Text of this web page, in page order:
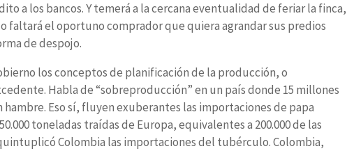
a los bancos. Y temerá a la cercana eventualidad de feriar la finca,
faltará el oportuno comprador que quiera agrandar sus predios
de despojo.
los conceptos de planificación de la producción, o
Habla de “sobreproducción” en un país donde 15 millones
Eso sí, fluyen exuberantes las importaciones de papa
toneladas traídas de Europa, equivalentes a 200.000 de las
Colombia las importaciones del tubérculo. Colombia,